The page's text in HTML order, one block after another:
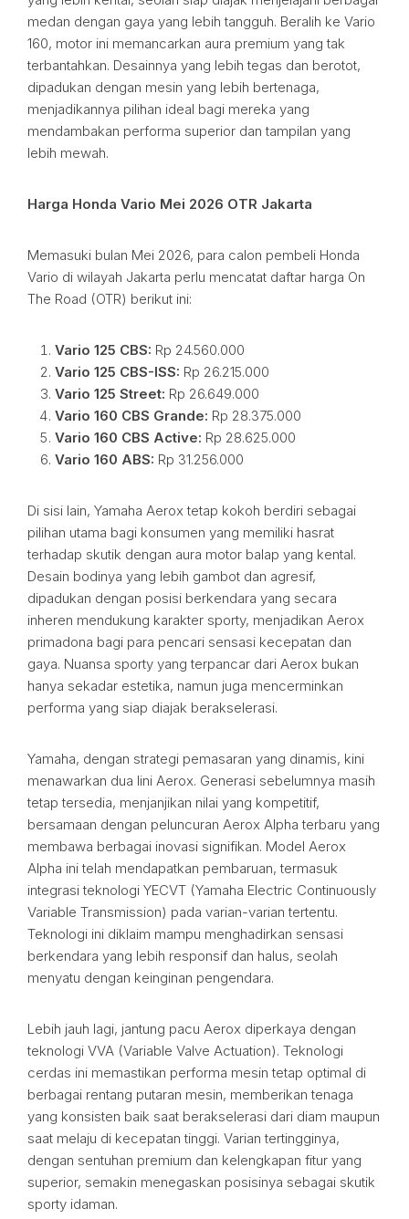
medan dengan gaya yang lebih tangguh. Beralih ke Vario
160, motor ini memancarkan aura premium yang tak
terbantahkan. Desainnya yang lebih tegas dan berotot,
dipadukan dengan mesin yang lebih bertenaga,
menjadikannya pilihan ideal bagi mereka yang
mendambakan performa superior dan tampilan yang
lebih mewah.
Harga Honda Vario Mei 2026 OTR Jakarta
Memasuki bulan Mei 2026, para calon pembeli Honda
Vario di wilayah Jakarta perlu mencatat daftar harga On
The Road (OTR) berikut ini:
Vario 125 CBS: Rp 24.560.000
Vario 125 CBS-ISS: Rp 26.215.000
Vario 125 Street: Rp 26.649.000
Vario 160 CBS Grande: Rp 28.375.000
Vario 160 CBS Active: Rp 28.625.000
Vario 160 ABS: Rp 31.256.000
Di sisi lain, Yamaha Aerox tetap kokoh berdiri sebagai
pilihan utama bagi konsumen yang memiliki hasrat
terhadap skutik dengan aura motor balap yang kental.
Desain bodinya yang lebih gambot dan agresif,
dipadukan dengan posisi berkendara yang secara
inheren mendukung karakter sporty, menjadikan Aerox
primadona bagi para pencari sensasi kecepatan dan
gaya. Nuansa sporty yang terpancar dari Aerox bukan
hanya sekadar estetika, namun juga mencerminkan
performa yang siap diajak berakselerasi.
Yamaha, dengan strategi pemasaran yang dinamis, kini
menawarkan dua lini Aerox. Generasi sebelumnya masih
tetap tersedia, menjanjikan nilai yang kompetitif,
bersamaan dengan peluncuran Aerox Alpha terbaru yang
membawa berbagai inovasi signifikan. Model Aerox
Alpha ini telah mendapatkan pembaruan, termasuk
integrasi teknologi YECVT (Yamaha Electric Continuously
Variable Transmission) pada varian-varian tertentu.
Teknologi ini diklaim mampu menghadirkan sensasi
berkendara yang lebih responsif dan halus, seolah
menyatu dengan keinginan pengendara.
Lebih jauh lagi, jantung pacu Aerox diperkaya dengan
teknologi VVA (Variable Valve Actuation). Teknologi
cerdas ini memastikan performa mesin tetap optimal di
berbagai rentang putaran mesin, memberikan tenaga
yang konsisten baik saat berakselerasi dari diam maupun
saat melaju di kecepatan tinggi. Varian tertingginya,
dengan sentuhan premium dan kelengkapan fitur yang
superior, semakin menegaskan posisinya sebagai skutik
sporty idaman.